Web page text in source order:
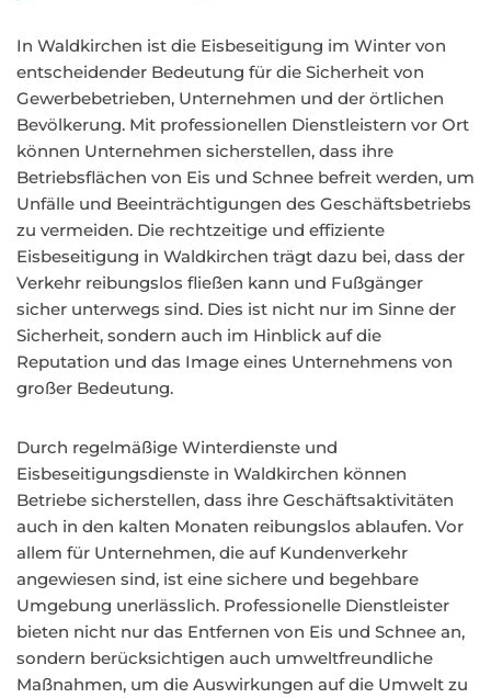
In Waldkirchen ist die Eisbeseitigung im Winter von
entscheidender Bedeutung für die Sicherheit von
Gewerbebetrieben, Unternehmen und der örtlichen
Bevölkerung. Mit professionellen Dienstleistern vor Ort
können Unternehmen sicherstellen, dass ihre
Betriebsflächen von Eis und Schnee befreit werden, um
Unfälle und Beeinträchtigungen des Geschäftsbetriebs
zu vermeiden. Die rechtzeitige und effiziente
Eisbeseitigung in Waldkirchen trägt dazu bei, dass der
Verkehr reibungslos fließen kann und Fußgänger
sicher unterwegs sind. Dies ist nicht nur im Sinne der
Sicherheit, sondern auch im Hinblick auf die
Reputation und das Image eines Unternehmens von
großer Bedeutung.
Durch regelmäßige Winterdienste und
Eisbeseitigungsdienste in Waldkirchen können
Betriebe sicherstellen, dass ihre Geschäftsaktivitäten
auch in den kalten Monaten reibungslos ablaufen. Vor
allem für Unternehmen, die auf Kundenverkehr
angewiesen sind, ist eine sichere und begehbare
Umgebung unerlässlich. Professionelle Dienstleister
bieten nicht nur das Entfernen von Eis und Schnee an,
sondern berücksichtigen auch umweltfreundliche
Maßnahmen, um die Auswirkungen auf die Umwelt zu